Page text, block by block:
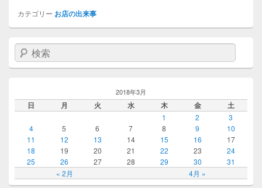
カテゴリー お店の出来事
検索
2018年3月
日 月 火 水 木 金 土
« 2月 4月 »
1 2
3
4
5 6 7 8 9
10
11
12 13 14 15 16
17
18
19 20 21 22 23
24
25
26 27 28 29 30 31